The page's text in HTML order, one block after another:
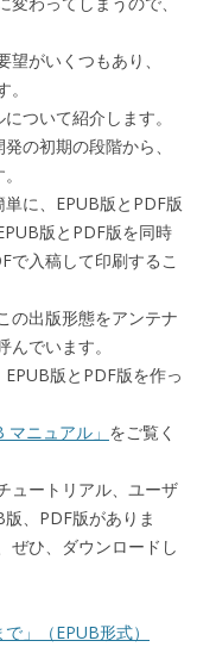
がいくつもあり、
ついて紹介します。
の初期の段階から、
に、EPUB版とPDF版
版とPDF版を同時
で入稿して印刷するこ
の出版形態をアンテナ
でいます。
版とPDF版を作っ
マニュアル」 をご覧く
ュートリアル、ユーザ
、PDF版がありま
ぜひ、ダウンロードし
」（EPUB形式）